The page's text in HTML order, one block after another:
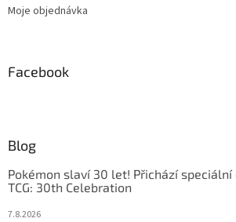
Moje objednávka
Facebook
Blog
Pokémon slaví 30 let! Přichází speciální
TCG: 30th Celebration
7.8.2026